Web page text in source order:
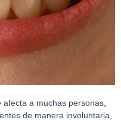
a muchas personas,
de manera involuntaria,